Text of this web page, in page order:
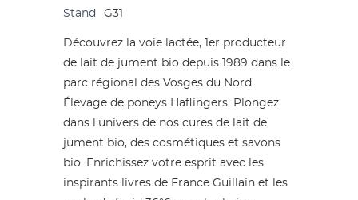
Stand G31
Découvrez la voie lactée, 1er producteur
de lait de jument bio depuis 1989 dans le
parc régional des Vosges du Nord.
Élevage de poneys Haflingers. Plongez
dans l'univers de nos cures de lait de
jument bio, des cosmétiques et savons
bio. Enrichissez votre esprit avec les
inspirants livres de France Guillain et les